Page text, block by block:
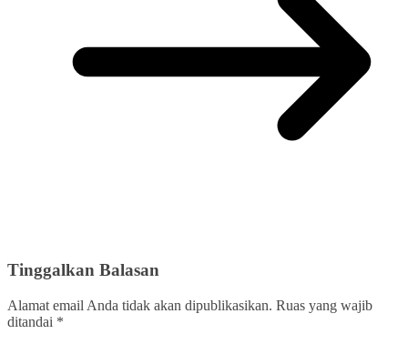
Tinggalkan Balasan
Alamat email Anda tidak akan dipublikasikan. Ruas yang wajib
ditandai *